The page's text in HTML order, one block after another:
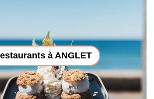
à ANGLET